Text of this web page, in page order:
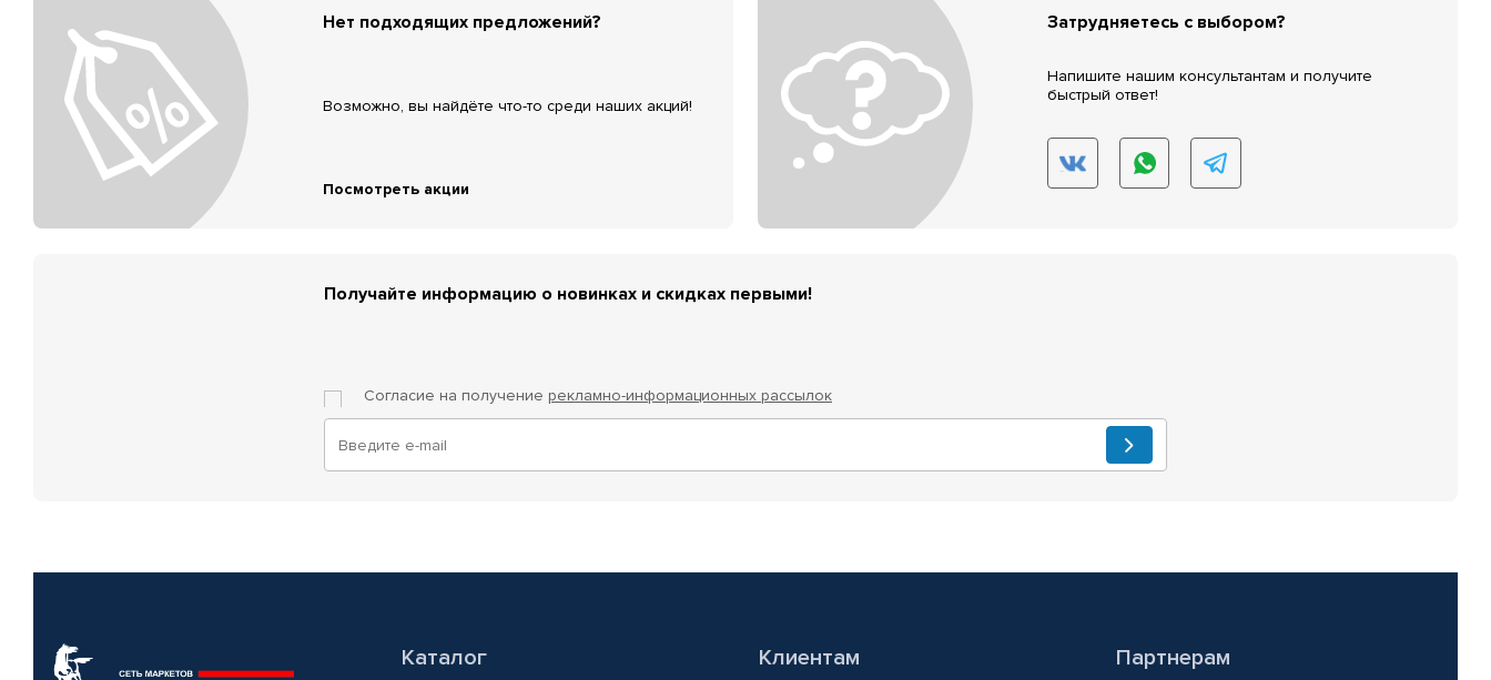
Нет подходящих предложений?
Возможно, вы найдёте что-то среди наших акций!
Посмотреть акции
Затрудняетесь с выбором?
Напишите нашим консультантам и получите
быстрый ответ!
Получайте информацию о новинках и скидках первыми!
Согласие на получение рекламно-информационных рассылок
Каталог Клиентам Партнерам